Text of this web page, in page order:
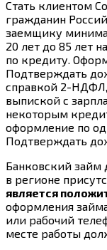
Стать клиентом
гражданин
заемщику
20 лет до 85 лет
по кредиту.
Подтверждать
справкой 2-
выпиской с
некоторым
оформление по
Подтверждать
Банковский
в регионе
является
оформления
или рабочий
месте работы